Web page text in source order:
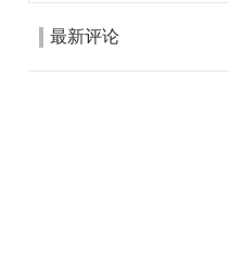
最新评论